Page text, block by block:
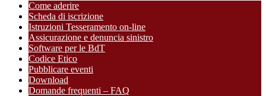
Come aderire
Scheda di iscrizione
Istruzioni Tesseramento on-line
Assicurazione e denuncia sinistro
Software per le BdT
Codice Etico
Pubblicare eventi
Download
Domande frequenti – FAQ